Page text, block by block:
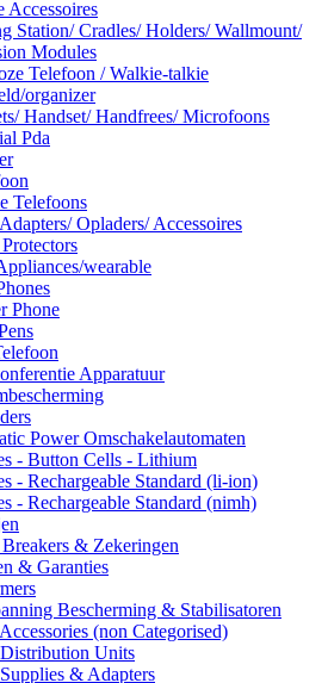
Accessoires
Station/ Cradles/ Holders/ Wallmount/
Modules
Telefoon / Walkie-talkie
organizer
Handset/ Handfrees/ Microfoons
Pda
Telefoons
Opladers/ Accessoires
wearable
Phone
Apparatuur
Power Omschakelautomaten
- Button Cells - Lithium
- Rechargeable Standard (li-ion)
- Rechargeable Standard (nimh)
& Zekeringen
& Garanties
Bescherming & Stabilisatoren
(non Categorised)
Units
& Adapters